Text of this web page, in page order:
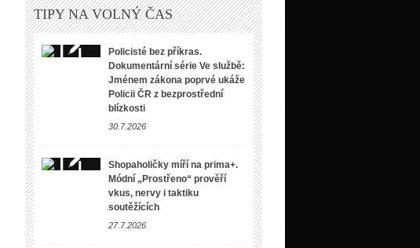
TIPY NA VOLNÝ ČAS
Policisté bez příkras.
Dokumentární série Ve službě:
Jménem zákona poprvé ukáže
Policii ČR z bezprostřední
blízkosti
30.7.2026
Shopaholičky míří na prima+.
Módní „Prostřeno“ prověří
vkus, nervy i taktiku
soutěžících
27.7.2026